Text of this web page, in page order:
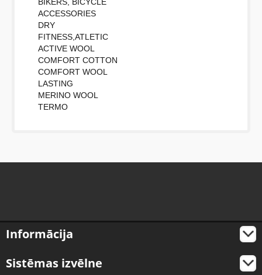
ACCESSORIES
DRY
FITNESS,ATLETIC
ACTIVE WOOL
COMFORT COTTON
COMFORT WOOL
LASTING
MERINO WOOL
TERMO
Informācija
Sistēmas izvēlne